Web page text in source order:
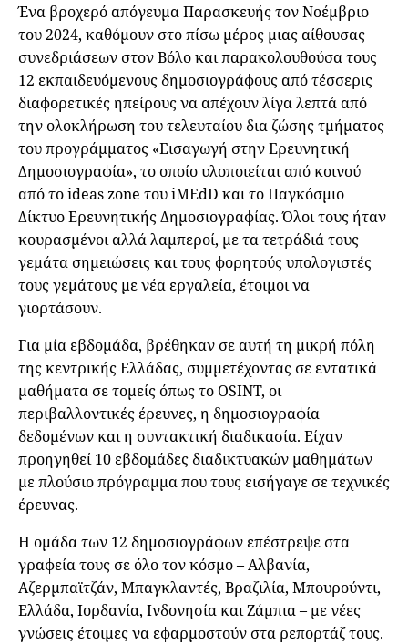
Ένα βροχερό απόγευμα Παρασκευής τον Νοέμβριο
του 2024, καθόμουν στο πίσω μέρος μιας αίθουσας
συνεδριάσεων στον Βόλο και παρακολουθούσα τους
12 εκπαιδευόμενους δημοσιογράφους από τέσσερις
διαφορετικές ηπείρους να απέχουν λίγα λεπτά από
την ολοκλήρωση του τελευταίου δια ζώσης τμήματος
του προγράμματος «Εισαγωγή στην Ερευνητική
Δημοσιογραφία», το οποίο υλοποιείται από κοινού
από το ideas zone του iMEdD και το Παγκόσμιο
Δίκτυο Ερευνητικής Δημοσιογραφίας. Όλοι τους ήταν
κουρασμένοι αλλά λαμπεροί, με τα τετράδιά τους
γεμάτα σημειώσεις και τους φορητούς υπολογιστές
τους γεμάτους με νέα εργαλεία, έτοιμοι να
γιορτάσουν.
Για μία εβδομάδα, βρέθηκαν σε αυτή τη μικρή πόλη
της κεντρικής Ελλάδας, συμμετέχοντας σε εντατικά
μαθήματα σε τομείς όπως το OSINT, οι
περιβαλλοντικές έρευνες, η δημοσιογραφία
δεδομένων και η συντακτική διαδικασία. Είχαν
προηγηθεί 10 εβδομάδες διαδικτυακών μαθημάτων
με πλούσιο πρόγραμμα που τους εισήγαγε σε τεχνικές
έρευνας.
Η ομάδα των 12 δημοσιογράφων επέστρεψε στα
γραφεία τους σε όλο τον κόσμο – Αλβανία,
Αζερμπαϊτζάν, Μπαγκλαντές, Βραζιλία, Μπουρούντι,
Ελλάδα, Ιορδανία, Ινδονησία και Ζάμπια – με νέες
γνώσεις έτοιμες να εφαρμοστούν στα ρεπορτάζ τους.